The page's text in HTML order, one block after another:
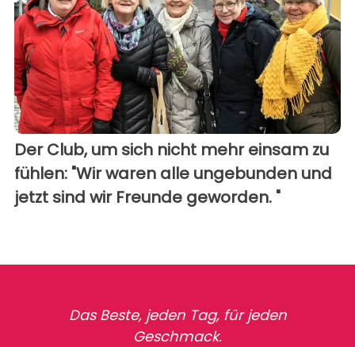
Der Club, um sich nicht mehr einsam zu
fühlen: "Wir waren alle ungebunden und
jetzt sind wir Freunde geworden. "
Das Beste, jeden Tag, für jeden
Geschmack.